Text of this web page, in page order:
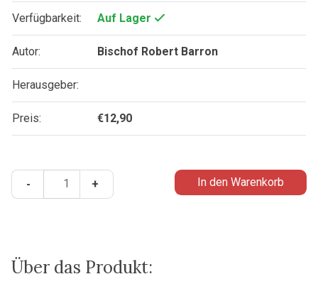
Verfügbarkeit: Auf Lager
Autor: Bischof Robert Barron
Herausgeber:
Preis: €12,90
-
Ein
+ In den Warenkorb
Über das Produkt: